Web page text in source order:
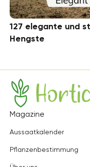
127 elegante und
Hengste
Hortica
Magazine
Aussaatkalender
Pflanzenbestimmung